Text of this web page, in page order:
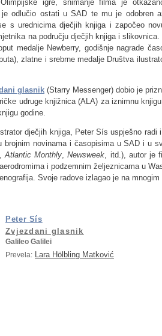
igre, snimanje filma je
odlučio ostati u SAD te mu je odobren
s urednicima dječjih knjiga i započeo
na području dječjih knjiga i
medalje Newberry, godišnje nagrade
zlatne i srebrne medalje Društva
glasnik (Starry Messenger) dobio je
udruge knjižnica (ALA) za iznimnu
godine.
dječjih knjiga, Peter Sís uspješno radi
brojnim novinama i časopisima u SAD i u
,Atlantic Monthly,Newsweek, itd.), autor je
i podzemnim željeznicama u
Svoje radove izlagao je na
Peter Sís
Zvjezdani glasnik
Galileo Galilei
Prevela:
Lara Hölbling Matković